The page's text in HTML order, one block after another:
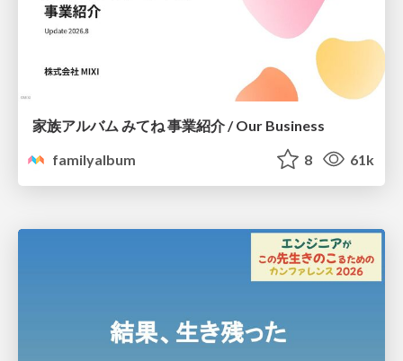
家族アルバム みてね 事業紹介 / Our Business
familyalbum
8 61k